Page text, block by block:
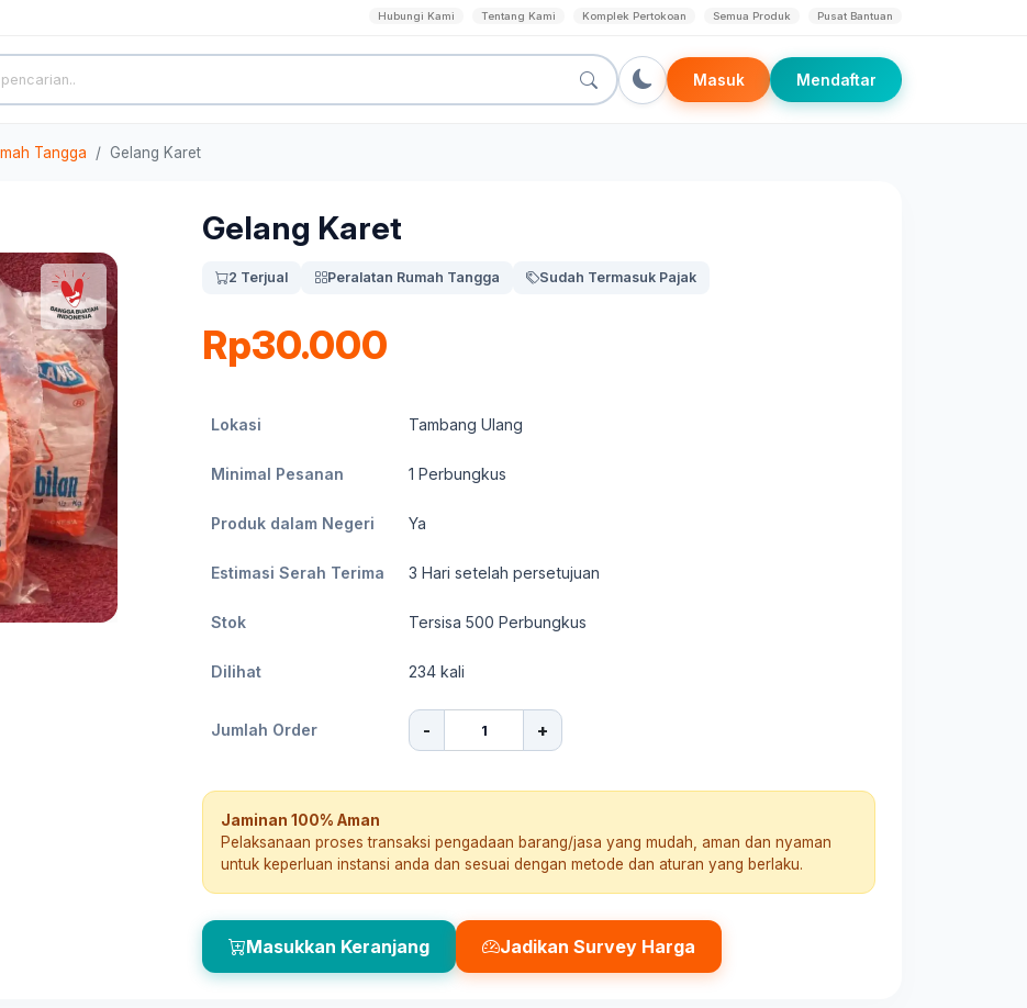
Hubungi Kami Tentang Kami Komplek Pertokoan Semua Produk Pusat Bantuan
Masuk Mendaftar
Tangga Gelang Karet
Gelang Karet
2 Terjual Peralatan Rumah Tangga Sudah Termasuk Pajak
Rp30.000
Lokasi Tambang Ulang
Minimal Pesanan 1 Perbungkus
Produk dalam Negeri Ya
Estimasi Serah Terima 3 Hari setelah persetujuan
Stok Tersisa 500 Perbungkus
Dilihat 234 kali
Jumlah Order - +
Jaminan 100% Aman
Pelaksanaan proses transaksi pengadaan barang/jasa yang mudah, aman dan nyaman
untuk keperluan instansi anda dan sesuai dengan metode dan aturan yang berlaku.
Masukkan Keranjang Jadikan Survey Harga